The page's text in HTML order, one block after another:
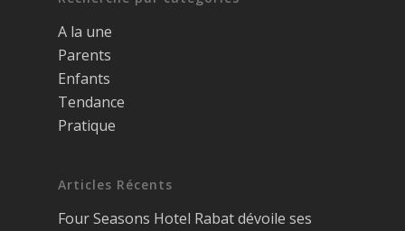
A la une
Parents
Enfants
Tendance
Pratique
Articles Récents
Four Seasons Hotel Rabat dévoile ses